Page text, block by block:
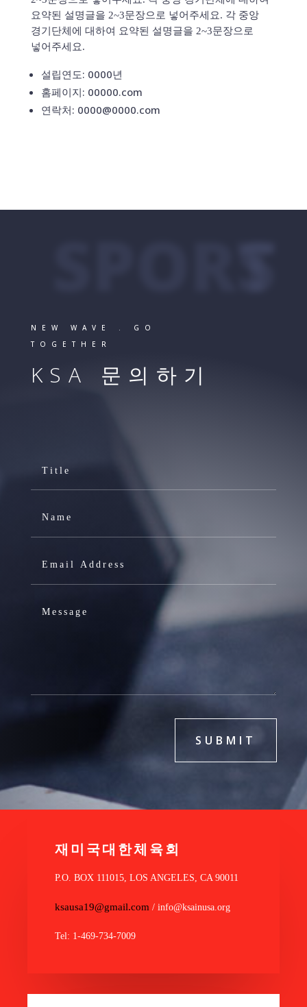
요약된 설명글을 2~3문장으로 넣어주세요. 각 중앙
경기단체에 대하여 요약된 설명글을 2~3문장으로
넣어주세요.
설립연도: 0000년
홈페이지: 00000.com
연락처: 0000@0000.com
SPORTS
NEW WAVE . GO
TOGETHER
KSA 문의하기
SUBMIT
재미국대한체육회
P.O. BOX 111015, LOS ANGELES, CA 90011
ksausa19@gmail.com / info@ksainusa.org
Tel: 1-469-734-7009